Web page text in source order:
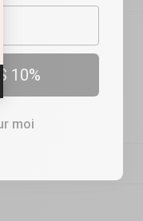
10%
moi